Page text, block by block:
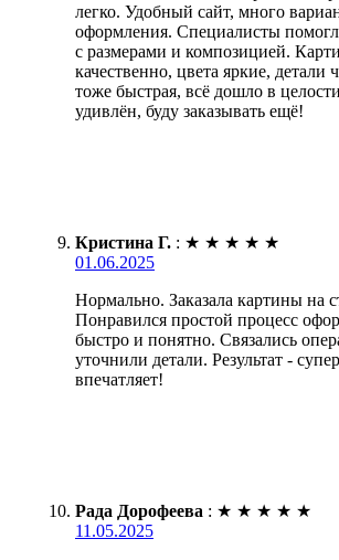
легко. Удобный сайт, много
оформления. Специалисты
с размерами и композицией.
качественно, цвета яркие, детали
тоже быстрая, всё дошло в
удивлён, буду заказывать ещё!
Кристина Г. : ★ ★ ★ ★ ★
01.06.2025
Нормально. Заказала картины на
Понравился простой процесс
быстро и понятно. Связались
уточнили детали. Результат -
впечатляет!
Рада Дорофеева : ★ ★ ★ ★ ★
11.05.2025